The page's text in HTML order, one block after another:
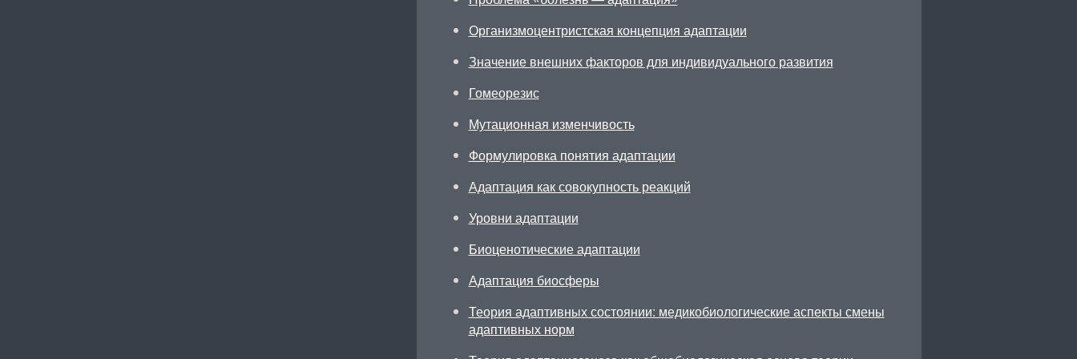
Организмоцентристская концепция адаптации
Значение внешних факторов для индивидуального развития
Гомеорезис
Мутационная изменчивость
Формулировка понятия адаптации
Адаптация как совокупность реакций
Уровни адаптации
Биоценотические адаптации
Адаптация биосферы
Теория адаптивных состоянии: медикобиологические аспекты смены
адаптивных норм